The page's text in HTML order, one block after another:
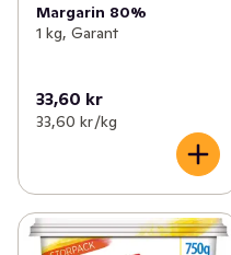
Margarin 80%
1 kg, Garant
33,60 kr
33,60 kr /kg